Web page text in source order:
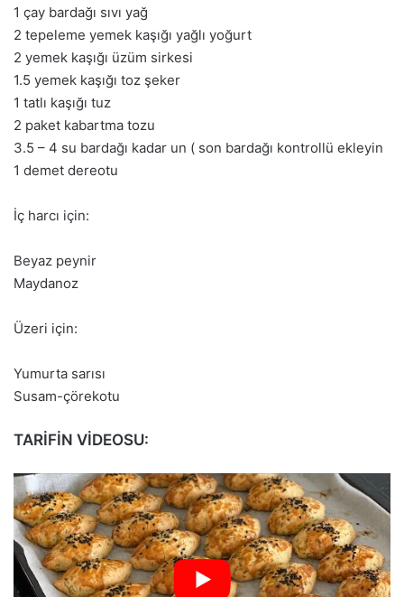
1 çay bardağı sıvı yağ
2 tepeleme yemek kaşığı yağlı yoğurt
2 yemek kaşığı üzüm sirkesi
1.5 yemek kaşığı toz şeker
1 tatlı kaşığı tuz
2 paket kabartma tozu
3.5 – 4 su bardağı kadar un ( son bardağı kontrollü ekleyin
1 demet dereotu
İç harcı için:
Beyaz peynir
Maydanoz
Üzeri için:
Yumurta sarısı
Susam-çörekotu
TARİFİN VİDEOSU: